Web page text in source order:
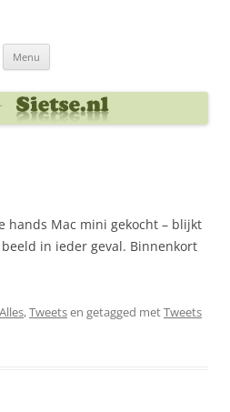
Menu
hands Mac mini gekocht – blijkt
in ieder geval. Binnenkort
Alles,Tweetsen getagged metTweets